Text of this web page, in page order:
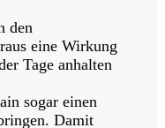
den
eine Wirkung
Tage anhalten
sogar einen
Damit